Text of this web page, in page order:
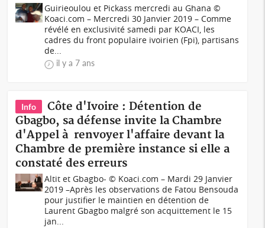
Guirieoulou et Pickass mercredi au Ghana ©
Koaci.com – Mercredi 30 Janvier 2019 – Comme
révélé en exclusivité samedi par KOACI, les
cadres du front populaire ivoirien (Fpi), partisans
de...
il y a 7 ans
Info
Côte d'Ivoire : Détention de
Gbagbo, sa défense invite la Chambre
d'Appel à renvoyer l'affaire devant la
Chambre de première instance si elle a
constaté des erreurs
Altit et Gbagbo- © Koaci.com – Mardi 29 Janvier
2019 –Après les observations de Fatou Bensouda
pour justifier le maintien en détention de
Laurent Gbagbo malgré son acquittement le 15
jan...